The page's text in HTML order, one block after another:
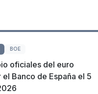
BOE
oficiales del euro
Banco de España el 5